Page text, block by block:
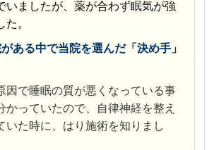
いましたが、薬が合わず眠気が強
た。
ある中で当院を選んだ「決め手」
因で睡眠の質が悪くなっている事
かっていたので、自律神経を整え
いた時に、はり施術を知りまし